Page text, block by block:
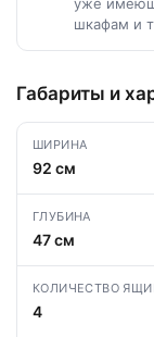
шкафам и
Габариты и
ШИРИНА
92 см
ГЛУБИНА
47 см
КОЛИЧЕСТВО
4